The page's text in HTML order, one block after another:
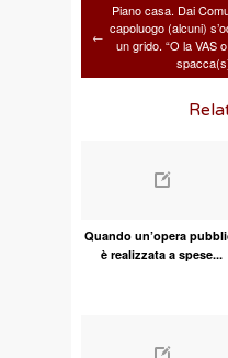
←
Piano casa. Dai
capoluogo (alcuni)
un grido. “O la VAS
Quando un’opera
è realizzata a spese...